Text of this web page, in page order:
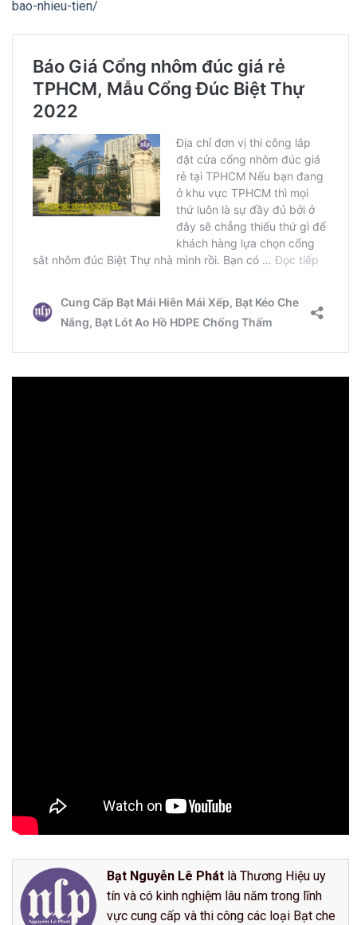
bao-nhieu-tien/
Bạt Nguyễn Lê Phát là Thương Hiệu uy
tín và có kinh nghiệm lâu năm trong lĩnh
vực cung cấp và thi công các loại Bạt che